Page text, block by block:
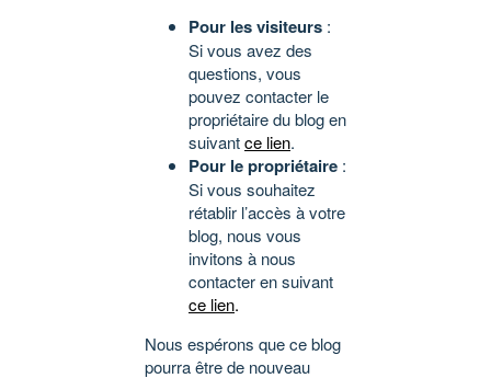
Pour les visiteurs :
Si vous avez des
questions, vous
pouvez contacter le
propriétaire du blog en
suivantce lien.
Pour le propriétaire :
Si vous souhaitez
rétablir l’accès à votre
blog, nous vous
invitons à nous
contacter en suivant
ce lien.
Nous espérons que ce blog
pourra être de nouveau